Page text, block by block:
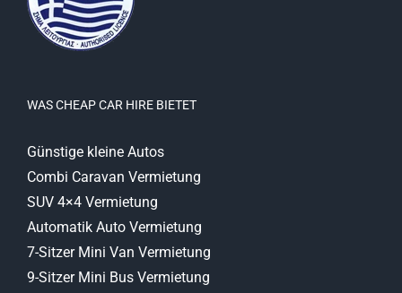
WAS CHEAP CAR HIRE BIETET
Günstige kleine Autos
Combi Caravan Vermietung
SUV 4×4 Vermietung
Automatik Auto Vermietung
7-Sitzer Mini Van Vermietung
9-Sitzer Mini Bus Vermietung